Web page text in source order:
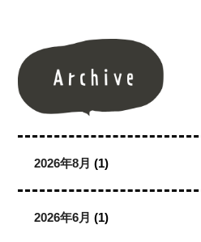
2026年8月 (1)
2026年6月 (1)